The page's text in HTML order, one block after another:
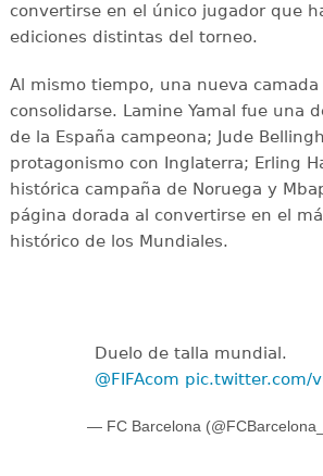
convertirse en el único jugador que
ediciones distintas del torneo.
Al mismo tiempo, una nueva
consolidarse. Lamine Yamal fue una
de la España campeona; Jude
protagonismo con Inglaterra; Erling
histórica campaña de Noruega y
página dorada al convertirse en el
histórico de los Mundiales.
Duelo de talla mundial.
@FIFAcom pic.twitter.com/
— FC Barcelona